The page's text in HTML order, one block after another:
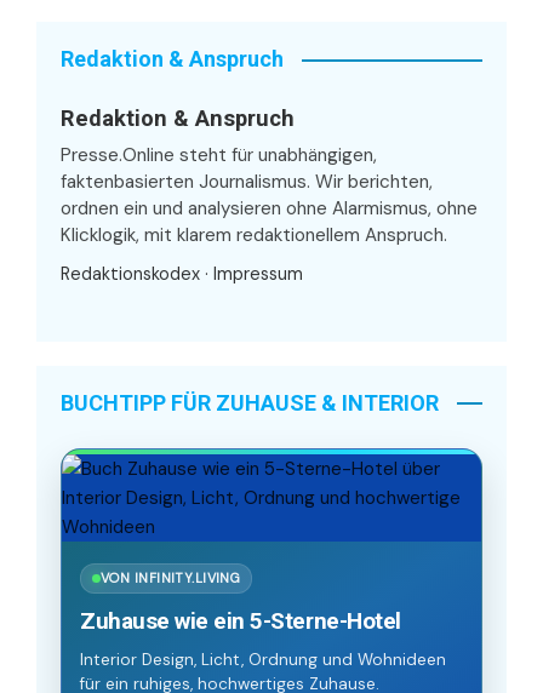
Redaktion & Anspruch
Redaktion & Anspruch
Presse.Online steht für unabhängigen,
faktenbasierten Journalismus. Wir berichten,
ordnen ein und analysieren ohne Alarmismus, ohne
Klicklogik, mit klarem redaktionellem Anspruch.
Redaktionskodex · Impressum
BUCHTIPP FÜR ZUHAUSE & INTERIOR
VON INFINITY.LIVING
Zuhause wie ein 5-Sterne-Hotel
Interior Design, Licht, Ordnung und Wohnideen
für ein ruhiges, hochwertiges Zuhause.